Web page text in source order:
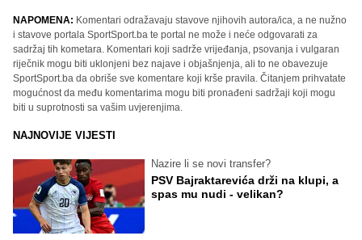
NAPOMENA: Komentari odražavaju stavove njihovih autora/ica, a ne nužno
i stavove portala SportSport.ba te portal ne može i neće odgovarati za
sadržaj tih kometara. Komentari koji sadrže vrijeđanja, psovanja i vulgaran
riječnik mogu biti uklonjeni bez najave i objašnjenja, ali to ne obavezuje
SportSport.ba da obriše sve komentare koji krše pravila. Čitanjem prihvatate
mogućnost da među komentarima mogu biti pronađeni sadržaji koji mogu
biti u suprotnosti sa vašim uvjerenjima.
NAJNOVIJE VIJESTI
Nazire li se novi transfer?
PSV Bajraktarevića drži na klupi, a
spas mu nudi - velikan?